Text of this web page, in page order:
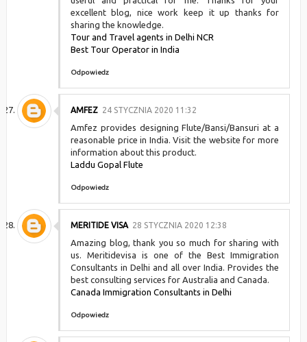
excellent blog, nice work keep it up thanks for
sharing the knowledge.
Tour and Travel agents in Delhi NCR
Best Tour Operator in India
Odpowiedz
AMFEZ 24 STYCZNIA 2020 11:32
Amfez provides designing Flute/Bansi/Bansuri at a
reasonable price in India. Visit the website for more
information about this product.
Laddu Gopal Flute
Odpowiedz
MERITIDE VISA 28 STYCZNIA 2020 12:38
Amazing blog, thank you so much for sharing with
us. Meritidevisa is one of the Best Immigration
Consultants in Delhi and all over India. Provides the
best consulting services for Australia and Canada.
Canada Immigration Consultants in Delhi
Odpowiedz